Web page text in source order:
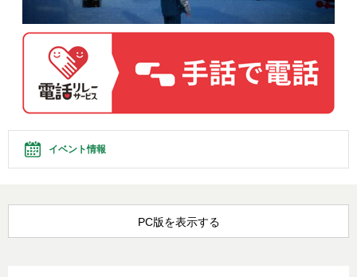
イベント情報
PC版を表示する